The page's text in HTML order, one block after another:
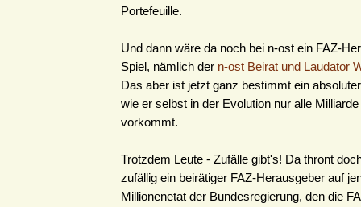
Portefeuille.
Und dann wäre da noch bei n-ost ein FAZ-
Spiel, nämlich der n-ost Beirat und Laudator
Das aber ist jetzt ganz bestimmt ein
wie er selbst in der Evolution nur alle
vorkommt.
Trotzdem Leute - Zufälle gibt's! Da thront
zufällig ein beirätiger FAZ-Herausgeber auf
Millionenetat der Bundesregierung, den die